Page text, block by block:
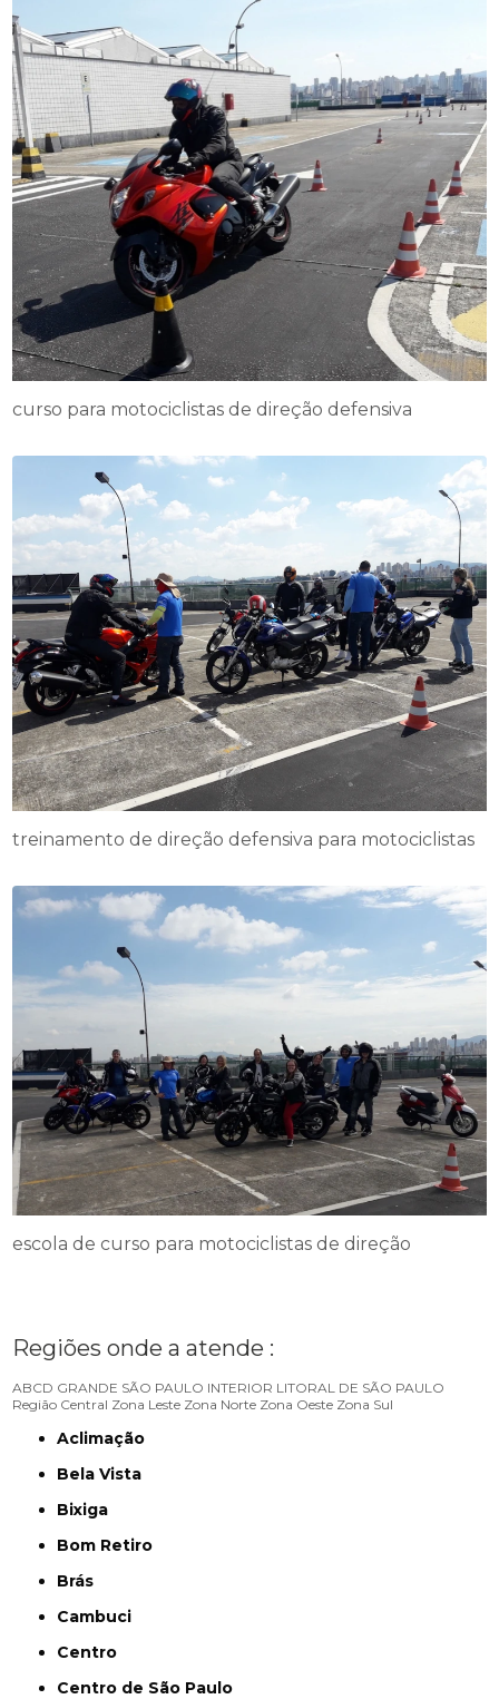
curso para motociclistas de direção defensiva
treinamento de direção defensiva para motociclistas
escola de curso para motociclistas de direção
Regiões onde a atende :
ABCD GRANDE SÃO PAULO INTERIOR LITORAL DE SÃO PAULO
Região Central Zona Leste Zona Norte Zona Oeste Zona Sul
Aclimação
Bela Vista
Bixiga
Bom Retiro
Brás
Cambuci
Centro
Centro de São Paulo